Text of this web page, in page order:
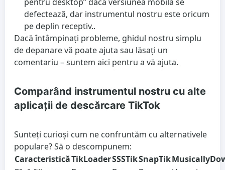
defectează, dar instrumentul nostru este oricum
pe deplin receptiv..
Dacă întâmpinați probleme, ghidul nostru simplu
de depanare vă poate ajuta sau lăsați un
comentariu – suntem aici pentru a vă ajuta.
Comparând instrumentul nostru cu alte
aplicații de descărcare TikTok
Sunteți curioși cum ne confruntăm cu alternativele
populare? Să o descompunem:
CaracteristicăTikLoaderSSSTikSnapTik